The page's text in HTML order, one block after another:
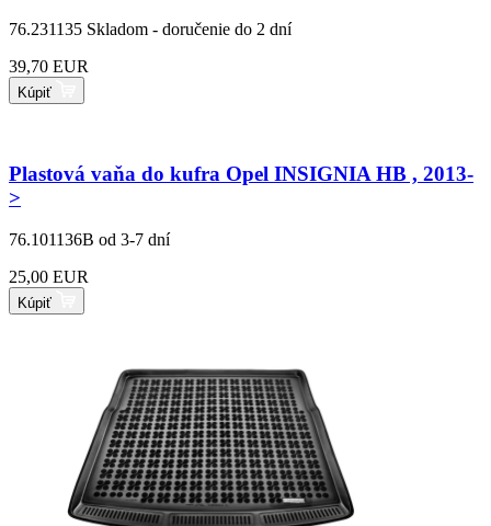
76.231135 Skladom - doručenie do 2 dní
39,70 EUR
Kúpiť
Plastová vaňa do kufra Opel INSIGNIA HB , 2013-
>
76.101136B od 3-7 dní
25,00 EUR
Kúpiť